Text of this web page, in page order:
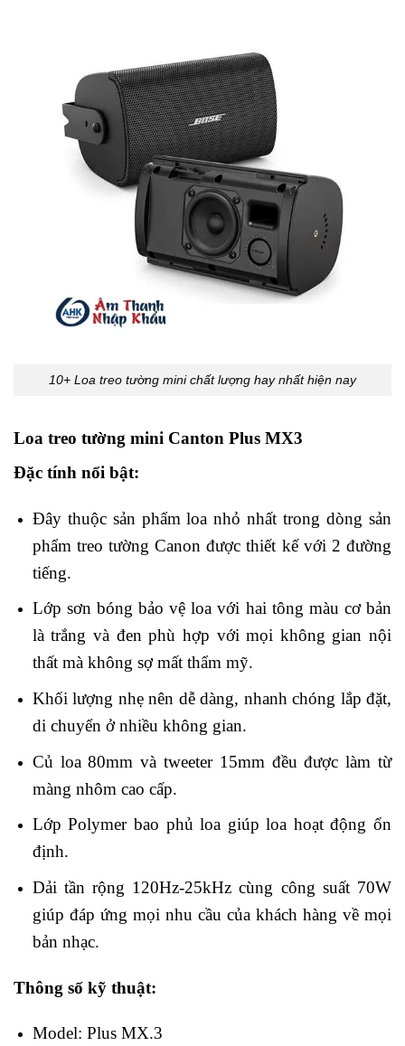
10+ Loa treo tường mini chất lượng hay nhất hiện nay
Loa treo tường mini Canton Plus MX3
Đặc tính nổi bật:
Đây thuộc sản phẩm loa nhỏ nhất trong dòng sản
phẩm treo tường Canon được thiết kế với 2 đường
tiếng.
Lớp sơn bóng bảo vệ loa với hai tông màu cơ bản
là trắng và đen phù hợp với mọi không gian nội
thất mà không sợ mất thẩm mỹ.
Khối lượng nhẹ nên dễ dàng, nhanh chóng lắp đặt,
di chuyển ở nhiều không gian.
Củ loa 80mm và tweeter 15mm đều được làm từ
màng nhôm cao cấp.
Lớp Polymer bao phủ loa giúp loa hoạt động ổn
định.
Dải tần rộng 120Hz-25kHz cùng công suất 70W
giúp đáp ứng mọi nhu cầu của khách hàng về mọi
bản nhạc.
Thông số kỹ thuật:
Model: Plus MX.3